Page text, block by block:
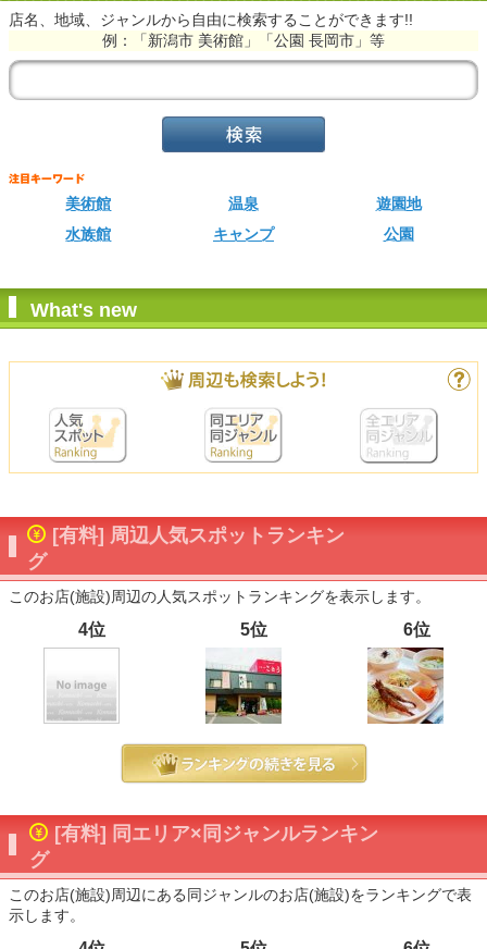
店名、地域、ジャンルから自由に検索することができます!!
例：「新潟市 美術館」「公園 長岡市」等
美術館 温泉
遊園地
水族館
キャンプ 公園
What's new
[有料] 周辺人気スポットランキン
グ
このお店(施設)周辺の人気スポットランキングを表示します。
4位 5位 6位
[有料] 同エリア×同ジャンルランキン
グ
このお店(施設)周辺にある同ジャンルのお店(施設)をランキングで表
示します。